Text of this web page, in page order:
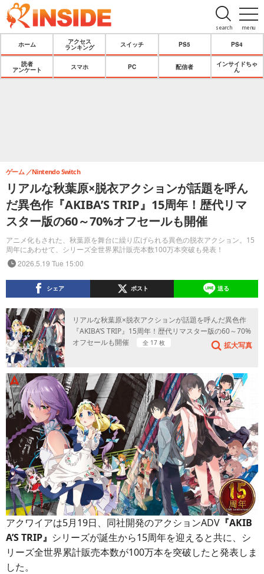
menu
search
ホーム
アクセス
ランキング
スイッチ PS5 PS4
読者
アンケート
スマホ PC 配信者
インサイドちゃ
ん
リアルな秋葉原×脱衣アクションが話題を呼ん
だ異色作『AKIBA’S TRIP』15周年！歴代リマ
スター版の60～70%オフセールも開催
アニメ化もされた、秋葉原を舞台に繰り広げられる異色の脱衣アクション。15
周年にあわせて、シリーズ全世界累計販売本数100万本突破も発表！
ゲーム Nintendo Switch
2026.5.19 Tue 15:00
シェア ポスト 送る
リアルな秋葉原×脱衣アクションが話題を呼んだ異色作
『AKIBA’S TRIP』15周年！歴代リマスター版の60～70%
オフセールも開催
全 17 枚 拡大写真
アクワイアは5月19日、同社開発のアクションADV 『AKIB
A’S TRIP』 シリーズが誕生から15周年を迎えると共に、シ
リーズ全世界累計販売本数が100万本を突破したと発表しま
した。